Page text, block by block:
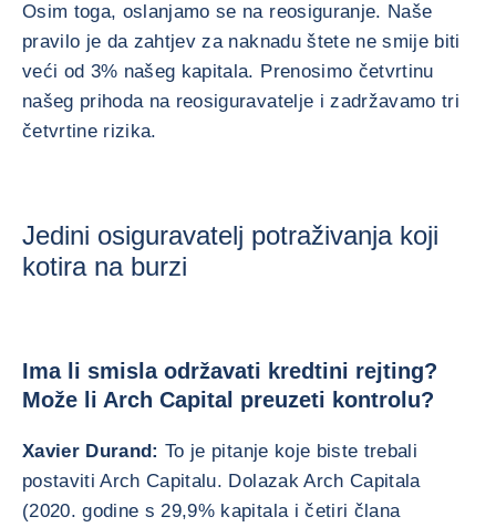
Osim toga, oslanjamo se na reosiguranje. Naše
pravilo je da zahtjev za naknadu štete ne smije biti
veći od 3% našeg kapitala. Prenosimo četvrtinu
našeg prihoda na reosiguravatelje i zadržavamo tri
četvrtine rizika.
Jedini osiguravatelj potraživanja koji
kotira na burzi
Ima li smisla održavati kredtini rejting?
Može li Arch Capital preuzeti kontrolu?
Xavier Durand:To je pitanje koje biste trebali
postaviti Arch Capitalu. Dolazak Arch Capitala
(2020. godine s 29,9% kapitala i četiri člana